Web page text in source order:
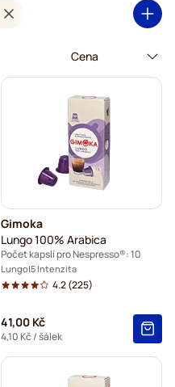
Gimoka
Lungo 100% Arabica
Počet kapslí pro Nespresso®: 10
Lungo 5 Intenzita
4.2(225)
41,00 Kč
4,10 Kč / šálek